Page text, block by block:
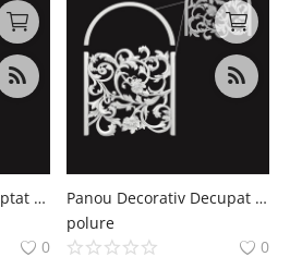
Panou Decorativ Sculptat din Poliuretan 160x40 cm
0
Panou Decorativ Decupat din Poliuretan 142x99 cm
polure
0